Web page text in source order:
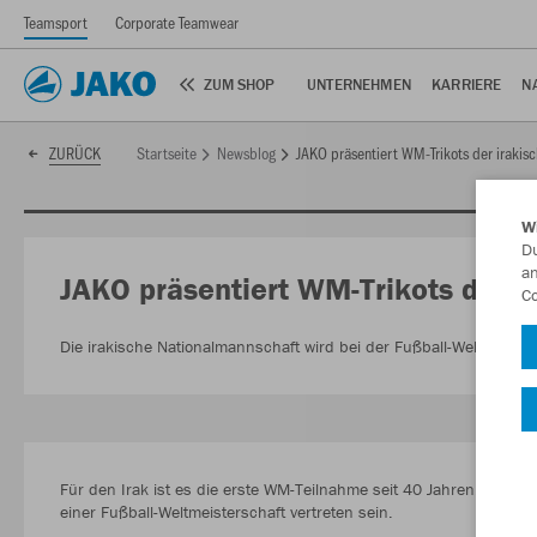
Teamsport Corporate Teamwear
ZUM SHOP UNTERNEHMEN KARRIERE
ZURÜCK Startseite Newsblog JAKO präsentiert WM-Trikots der
JAKO präsentiert WM-Trikots der
Die irakische Nationalmannschaft wird bei der Fußball-
Für den Irak ist es die erste WM-Teilnahme seit 40 Jahren.
einer Fußball-Weltmeisterschaft vertreten sein.